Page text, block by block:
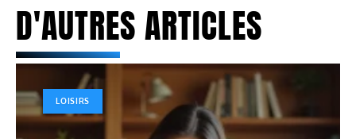
D'AUTRES ARTICLES
LOISIRS